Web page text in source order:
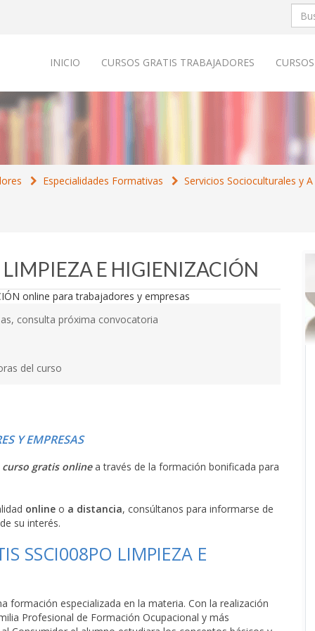
INICIO CURSOS GRATIS TRABAJADORES
Especialidades Formativas Servicios Socioculturales y
E HIGIENIZACIÓN
consulta próxima convocatoria
del curso
Y EMPRESAS
curso gratis onlinea través de la formación bonificada para
online o a distancia, consúltanos para informarse de
su interés.
SSCI008PO LIMPIEZA E
formación especializada en la materia. Con la realización
Profesional de Formación Ocupacional y más